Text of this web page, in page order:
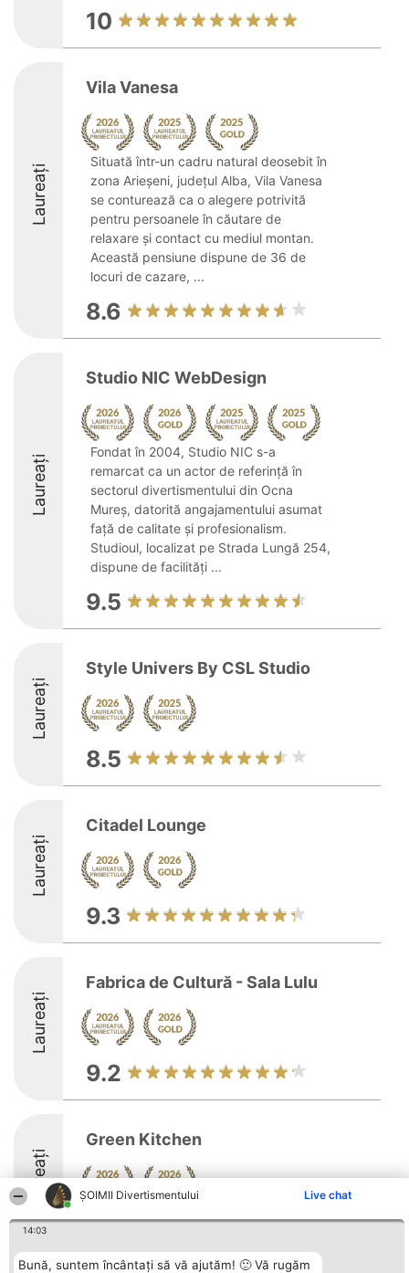
ŞOIMII Divertismentului Live chat
14:03
Bună, suntem încântați să vă ajutăm! 🙂 Vă rugăm
10
Laureați
Vila Vanesa
Situată într-un cadru natural deosebit în
zona Arieșeni, județul Alba, Vila Vanesa
se conturează ca o alegere potrivită
pentru persoanele în căutare de
relaxare și contact cu mediul montan.
Această pensiune dispune de 36 de
locuri de cazare, ...
8.6
Laureați
Studio NIC WebDesign
Fondat în 2004, Studio NIC s-a
remarcat ca un actor de referință în
sectorul divertismentului din Ocna
Mureș, datorită angajamentului asumat
față de calitate și profesionalism.
Studioul, localizat pe Strada Lungă 254,
dispune de facilități ...
9.5
Laureați
Style Univers By CSL Studio
8.5
Laureați
Citadel Lounge
9.3
Laureați
Fabrica de Cultură - Sala Lulu
9.2
Laureați
Green Kitchen
9.8